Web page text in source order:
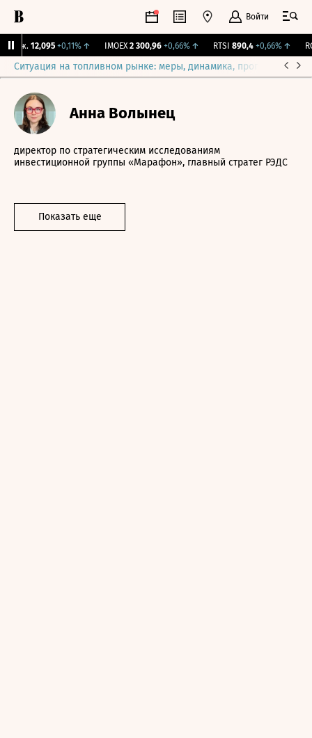
Войти
12,095 +0,11% ↑ IMOEX 2 300,96 +0,66%↑ RTSI 890,4 +0,66%↑
Ситуация на топливном рынке: меры, динамика, прогнозы
Анна Волынец
директор по стратегическим исследованиям
инвестиционной группы «Марафон», главный стратег РЭДС
Показать еще